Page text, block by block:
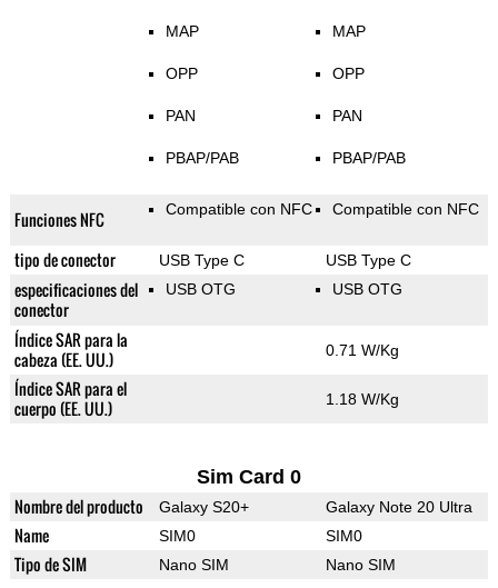
MAP
OPP
PAN
PBAP/PAB
MAP
OPP
PAN
PBAP/PAB
Funciones NFC Compatible con NFC Compatible con NFC
tipo de conector USB Type C USB Type C
especificaciones del
conector
USB OTG USB OTG
Índice SAR para la
cabeza (EE. UU.)
0.71 W/Kg
Índice SAR para el
cuerpo (EE. UU.)
1.18 W/Kg
Sim Card 0
Nombre del producto Galaxy S20+ Galaxy Note 20 Ultra
Name SIM0 SIM0
Tipo de SIM Nano SIM Nano SIM